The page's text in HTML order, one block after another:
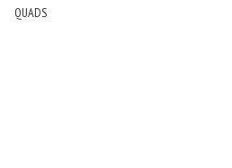
QUADS